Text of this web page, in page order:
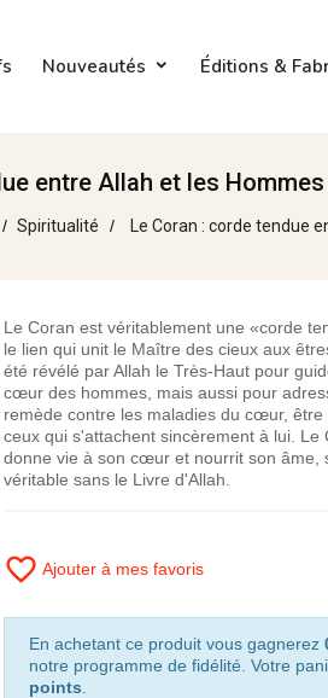
Nouveautés Éditions &
entre Allah et les
Spiritualité Le Coran : corde tendue
Le Coran est véritablement une «corde
le lien qui unit le Maître des cieux aux
été révélé par Allah le Très-Haut pour
cœur des hommes, mais aussi pour
remède contre les maladies du cœur,
ceux qui s'attachent sincèrement à lui.
donne vie à son cœur et nourrit son âme,
véritable sans le Livre d'Allah.
favorite_border Ajouter à mes favoris
En achetant ce produit vous gagnerez
notre programme de fidélité. Votre
points